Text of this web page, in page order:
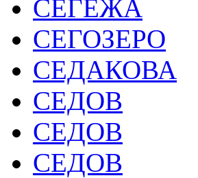
СЕГЕЖА
СЕГОЗЕРО
СЕДАКОВА
СЕДОВ
СЕДОВ
СЕДОВ